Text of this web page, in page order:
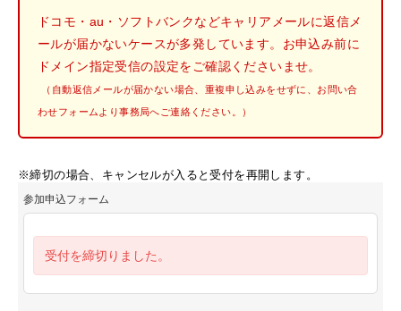
ドコモ・au・ソフトバンクなどキャリアメールに返信メ
ールが届かないケースが多発しています。お申込み前に
ドメイン指定受信の設定をご確認くださいませ。
（自動返信メールが届かない場合、重複申し込みをせずに、お問い合
わせフォームより事務局へご連絡ください。）
※締切の場合、キャンセルが入ると受付を再開します。